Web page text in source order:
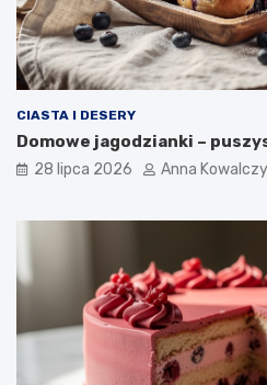
CIASTA I DESERY
Domowe jagodzianki –
28 lipca 2026 Anna